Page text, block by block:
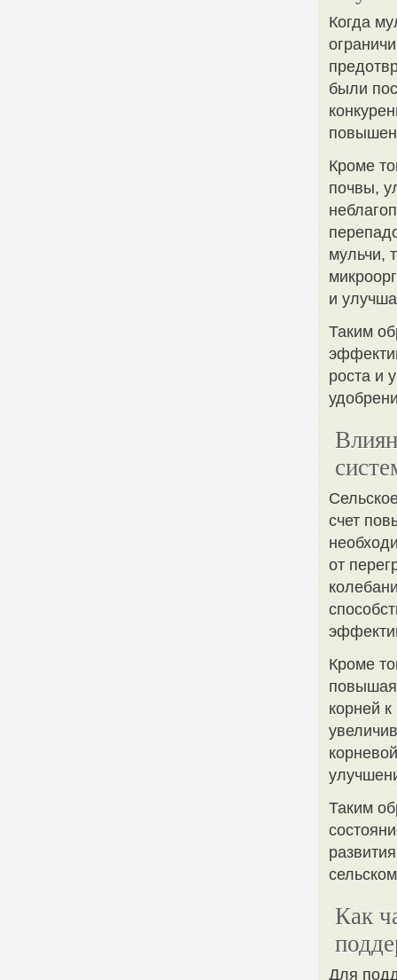
Когда
были
Кроме
почвы,
мульчи,
и
Таким
роста и
счет
от
Кроме
повышая
корней
Таким
Как
Для